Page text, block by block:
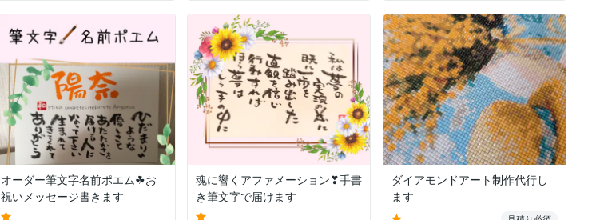
オーダー筆文字名前ポエム☘お
祝いメッセージ書きます
-
魂に響くアファメーション❣手書
き筆文字で届けます
-
ダイアモンドアート制作代行し
ます